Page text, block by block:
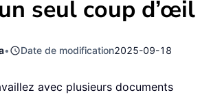
seul coup d’œil
• Date de modification2025-09-18
avec plusieurs documents